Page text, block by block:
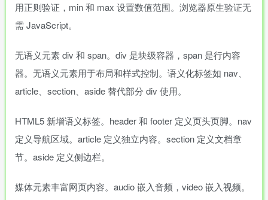
用正则验证，min 和 max 设置数值范围。浏览器原生验证无
需 JavaScript。
无语义元素 div 和 span。div 是块级容器，span 是行内容
器。无语义元素用于布局和样式控制。语义化标签如 nav、
article、section、aside 替代部分 div 使用。
HTML5 新增语义标签。header 和 footer 定义页头页脚。nav
定义导航区域。article 定义独立内容。section 定义文档章
节。aside 定义侧边栏。
媒体元素丰富网页内容。audio 嵌入音频，video 嵌入视频。